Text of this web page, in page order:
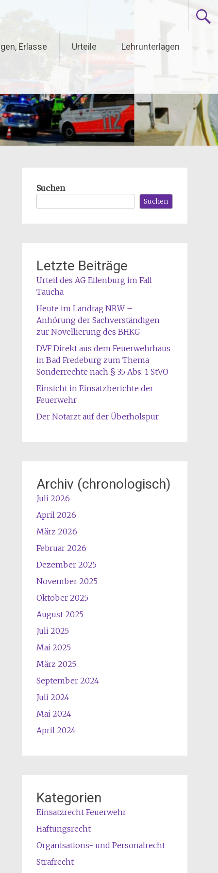
Erlasse Urteile Lehrunterlagen
Suchen
Suchen
Letzte Beiträge
Urteil des AG Eilenburg im Fall
Taucha
Heute im Landtag NRW –
Anhörung der Sachverständigen
zur Novellierung des BHKG
DVF Direkt aus dem Feuerwehrhaus
in Bad Fredeburg zum Thema
Sonderrechte nach § 35 Abs. 1 StVO
Einsicht in Einsatzberichte der
Feuerwehr
Der Notarzt auf der Überholspur
Archiv (chronologisch)
Juli 2026
April 2026
März 2026
Februar 2026
Dezember 2025
November 2025
Oktober 2025
August 2025
Juli 2025
Mai 2025
März 2025
September 2024
Juli 2024
Mai 2024
April 2024
Kategorien
Einsatzrecht Feuerwehr
Haftungsrecht
Organisations- und Personalrecht
Strafrecht